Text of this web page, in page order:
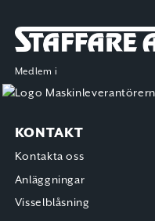
Staffare AB
Medlem i
KONTAKT
Kontakta oss
Anläggningar
Visselblåsning